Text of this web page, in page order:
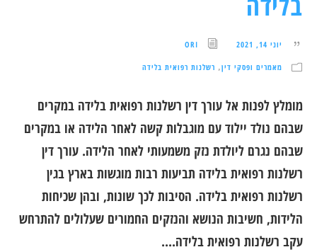
יוני 14, 2021 ORI
מאמרים ופסקי דין, רשלנות רפואית בלידה
מומלץ לפנות אל עורך דין רשלנות רפואית בלידה במקרים
שבהם נולד יילוד עם מוגבלות קשה לאחר הלידה או במקרים
שבהם נגרם ליולדת נזק משמעותי לאחר הלידה. עורך דין
רשלנות רפואית בלידה תביעות רבות מוגשות בארץ בגין
רשלנות רפואית בלידה. הסיבות לכך שונות, ובהן שכיחות
הלידות, חשיבות הנושא והנזקים החמורים שעלולים להתרחש
עקב רשלנות רפואית בלידה....